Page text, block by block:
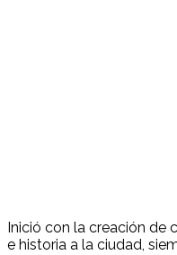
Inició con la creación de
e historia a la ciudad,